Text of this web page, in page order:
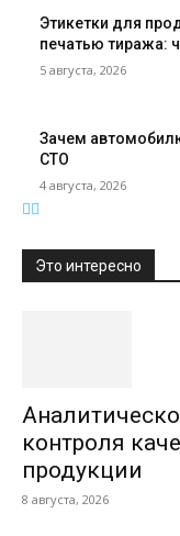
Этикетки для
печатью тиража:
5 августа, 2026
Зачем
СТО
4 августа, 2026
Это интересно
контроля
продукции
8 августа, 2026